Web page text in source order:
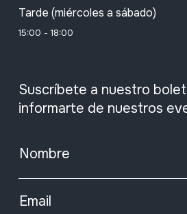
Tarde (miércoles a sábado)
15:00 - 18:00
Suscríbete a nuestro
informarte de nuestros
Nombre
Email